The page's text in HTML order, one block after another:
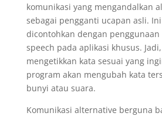
komunikasi yang mengandalkan
sebagai pengganti ucapan asli.
dicontohkan dengan
speech pada aplikasi khusus.
mengetikkan kata sesuai yang
program akan mengubah kata
bunyi atau suara.
Komunikasi alternative berguna